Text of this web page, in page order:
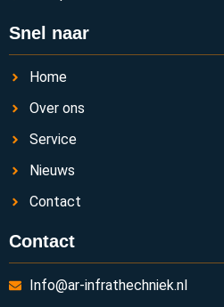
Snel naar
Home
Over ons
Service
Nieuws
Contact
Contact
Info@ar-infrathechniek.nl